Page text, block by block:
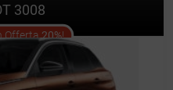
3008
Offerta20%! offer